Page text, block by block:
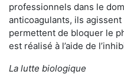
professionnels dans le
anticoagulants, ils
permettent de bloquer le
est réalisé à l’aide de
La lutte biologique